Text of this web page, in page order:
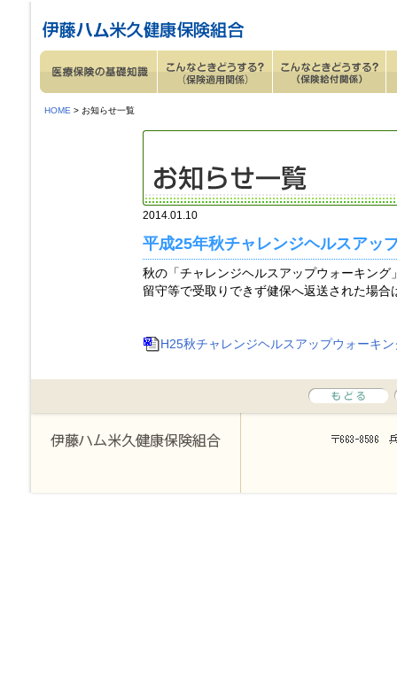
HOME > お知らせ一覧
2014.01.10
平成25年秋チャレンジヘルスアッ
秋の「チャレンジヘルスアップウォーキン
留守等で受取りできず健保へ返送された場
H25秋チャレンジヘルスアップウォーキ